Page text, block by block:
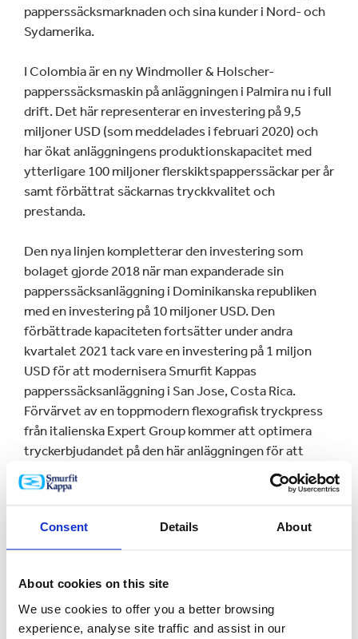
Consent Details About
About cookies on this site
We use cookies to offer you a better browsing
experience, analyse site traffic and assist in our
papperssäcksmarknaden och sina kunder i Nord- och
Sydamerika.
I Colombia är en ny Windmoller & Holscher-
papperssäcksmaskin på anläggningen i Palmira nu i full
drift. Det här representerar en investering på 9,5
miljoner USD (som meddelades i februari 2020) och
har ökat anläggningens produktionskapacitet med
ytterligare 100 miljoner flerskiktspapperssäckar per år
samt förbättrat säckarnas tryckkvalitet och
prestanda.
Den nya linjen kompletterar den investering som
bolaget gjorde 2018 när man expanderade sin
papperssäcksanläggning i Dominikanska republiken
med en investering på 10 miljoner USD. Den
förbättrade kapaciteten fortsätter under andra
kvartalet 2021 tack vare en investering på 1 miljon
USD för att modernisera Smurfit Kappas
papperssäcksanläggning i San Jose, Costa Rica.
Förvärvet av en toppmodern flexografisk tryckpress
från italienska Expert Group kommer att optimera
tryckerbjudandet på den här anläggningen för att
möta marknadens växande efterfrågan på
högkvalitativt tryck.
Som en integrerad tillverkare med
skogsbruksverksamhet, återvinningssystem och
papper otroligt viktig. Därför har man sjösatt ett
projekt för att modernisera och bygga ut en av
pappersmaskinerna vid pappersbruket i Cali,